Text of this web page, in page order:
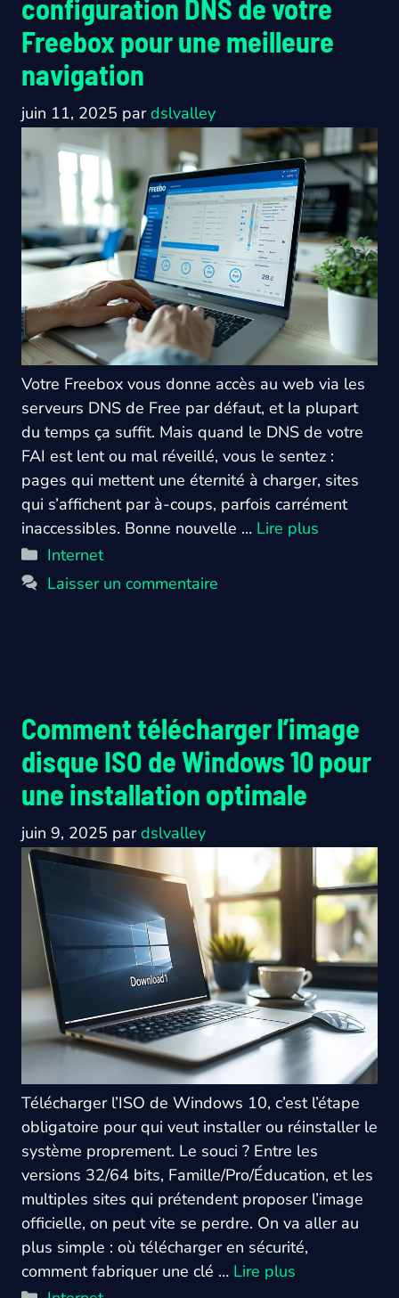
configuration DNS de votre
Freebox pour une meilleure
navigation
juin 11, 2025 pardslvalley
Votre Freebox vous donne accès au web via les
serveurs DNS de Free par défaut, et la plupart
du temps ça suffit. Mais quand le DNS de votre
FAI est lent ou mal réveillé, vous le sentez :
pages qui mettent une éternité à charger, sites
qui s’affichent par à-coups, parfois carrément
inaccessibles. Bonne nouvelle … Lire plus
Catégories
Internet
Laisser un commentaire
Comment télécharger l’image
disque ISO de Windows 10 pour
une installation optimale
juin 9, 2025 pardslvalley
Télécharger l’ISO de Windows 10, c’est l’étape
obligatoire pour qui veut installer ou réinstaller le
système proprement. Le souci ? Entre les
versions 32/64 bits, Famille/Pro/Éducation, et les
multiples sites qui prétendent proposer l’image
officielle, on peut vite se perdre. On va aller au
plus simple : où télécharger en sécurité,
comment fabriquer une clé … Lire plus